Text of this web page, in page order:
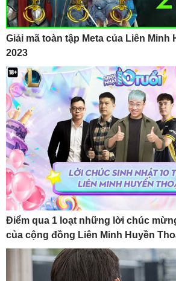
Giải mã toàn tập Meta của Liên Minh
2023
Điểm qua 1 loạt những lời chúc
của cộng đồng Liên Minh Huyền